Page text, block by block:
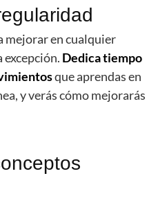
mejorar en cualquier
excepción. Dedica tiempo
que aprendas en
y verás cómo mejorarás